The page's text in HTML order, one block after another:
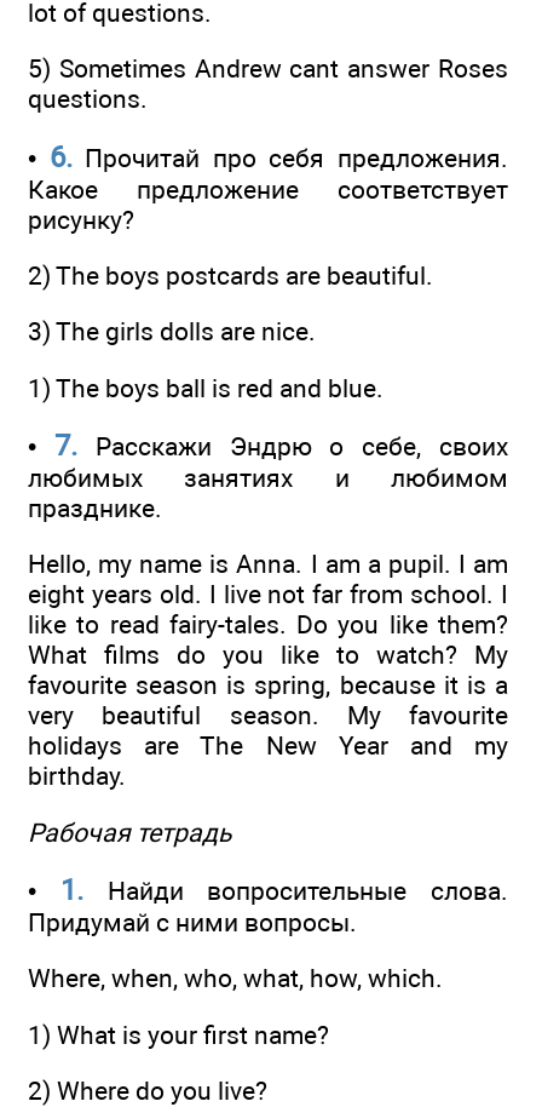
lot of questions.
5) Sometimes Andrew cant answer Roses
questions.
• 6.Прочитай про себя предложения.
Какое предложение соответствует
рисунку?
2) The boys postcards are beautiful.
3) The girls dolls are nice.
1) The boys ball is red and blue.
• 7.Расскажи Эндрю о себе, своих
любимых занятиях и любимом
празднике.
Hello, my name is Anna. I am a pupil. I am
eight years old. I live not far from school. I
like to read fairy-tales. Do you like them?
What films do you like to watch? My
favourite season is spring, because it is a
very beautiful season. My favourite
holidays are The New Year and my
birthday.
Рабочая тетрадь
• 1.Найди вопросительные слова.
Придумай с ними вопросы.
Where, when, who, what, how, which.
1) What is your first name?
2) Where do you live?